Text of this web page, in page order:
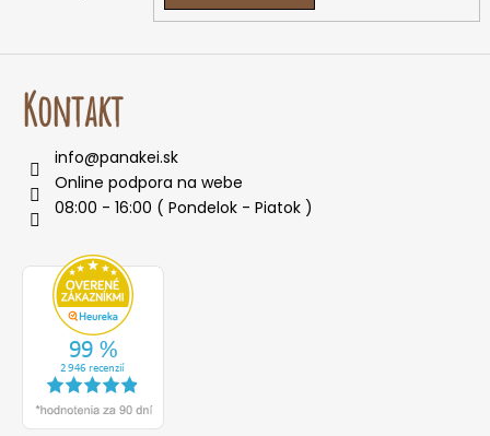
Kontakt
info@panakei.sk
Online podpora na webe
08:00 - 16:00 ( Pondelok - Piatok )